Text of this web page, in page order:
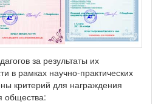
за результаты их
в рамках научно-практических
критерий для награждения
общества: